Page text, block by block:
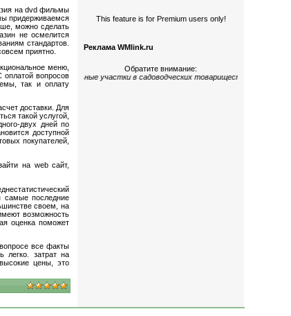
на dvd фильмы
придерживаемся
можно сделать
не осмелится
стандартов.
приятно.
меню,
оплатой вопросов
так и оплату
доставки. Для
такой услугой,
двух дней по
доступной
покупателей,
на web сайт,
самые последние
своем, на
возможность
оценка поможет
все факты
легко. затрат на
цены, это
This feature is for Premium users only!
Реклама WMlink.ru
Обратите внимание:
;дома и земельные участкив садоводческих товариществах